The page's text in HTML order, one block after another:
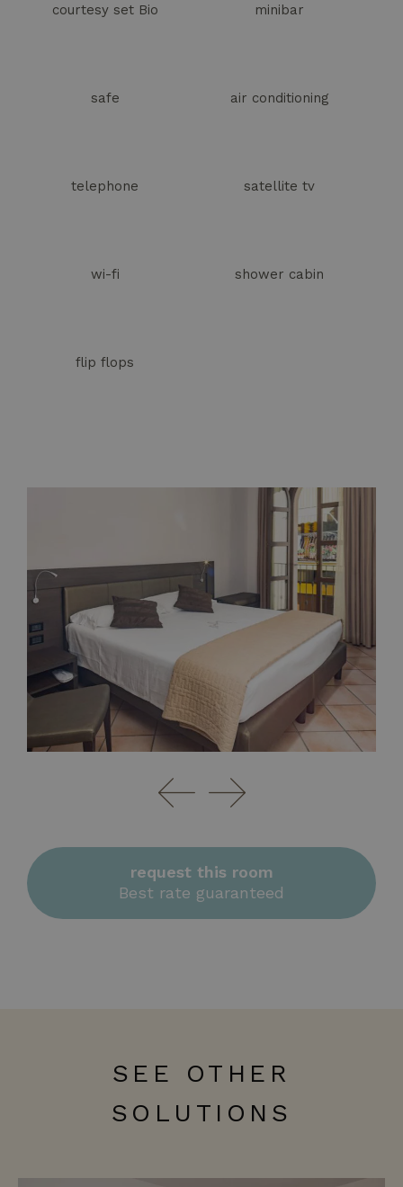
courtesy set Bio minibar
safe air conditioning
telephone satellite tv
wi-fi shower cabin
flip flops
request this room
Best rate guaranteed
SEE OTHER
SOLUTIONS